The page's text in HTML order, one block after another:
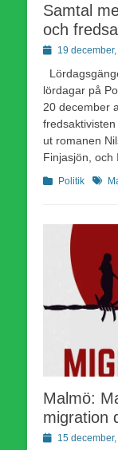
Samtal
och
Publicerad
19
lördagar på
20 december
ut romanen
Finjasjön, och
Kategorier
Politik
Malmö:
migration
Publicerad
15